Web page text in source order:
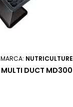
MARCA: NUTRICULTURE
MULTI DUCT MD300